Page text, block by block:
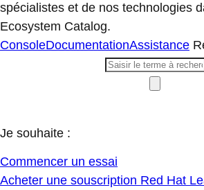
spécialistes et de nos technologies
Ecosystem Catalog.
ConsoleDocumentationAssistance
Je souhaite :
Commencer un essai
Acheter une souscription Red Hat